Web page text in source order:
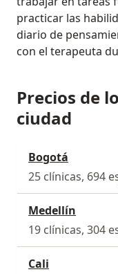
practicar las
diario de
con el terapeuta
Precios de
ciudad
Bogotá
25 clínicas, 694
Medellín
19 clínicas, 304
Cali